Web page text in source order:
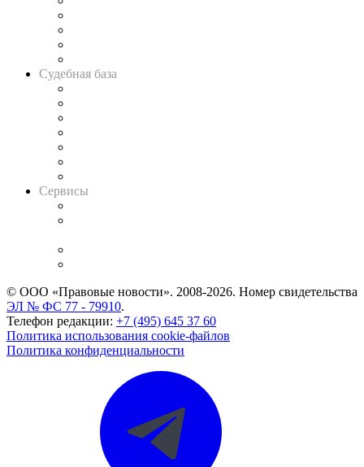
Судебная база
Сервисы
© ООО «Правовые новости». 2008-2026. Номер свидетельства
ЭЛ № ФС 77 - 79910.
Телефон редакции: +7 (495) 645 37 60
Политика использования cookie-файлов
Политика конфиденциальности